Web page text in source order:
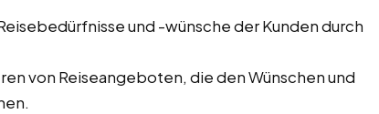
und -wünsche der Kunden durch
von Reiseangeboten, die den Wünschen und